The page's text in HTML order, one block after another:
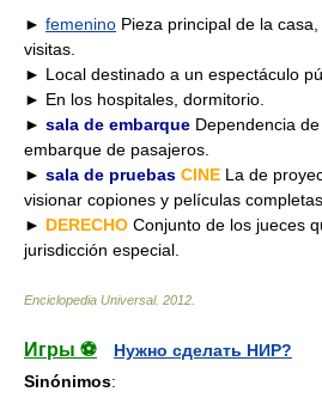
► femenino Pieza principal de la
visitas.
► Local destinado a un espectáculo
► En los hospitales, dormitorio.
► sala de embarque Dependencia
embarque de pasajeros.
► sala de pruebas CINE La de
visionar copiones y películas
► DERECHO Conjunto de los jueces
jurisdicción especial.
Enciclopedia Universal. 2012
Игры ⚽
Нужно сделать НИР?
Sinónimos: